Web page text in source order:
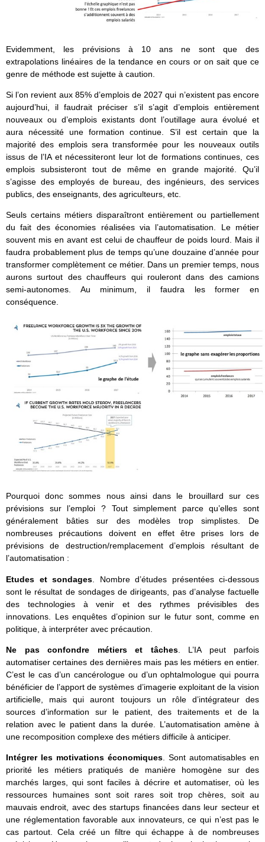
Evidemment, les prévisions à 10 ans ne sont que des
extrapolations linéaires de la tendance en cours or on sait que ce
genre de méthode est sujette à caution.
Si l’on revient aux 85% d’emplois de 2027 qui n’existent pas encore
aujourd’hui, il faudrait préciser s’il s’agit d’emplois entièrement
nouveaux ou d’emplois existants dont l’outillage aura évolué et
aura nécessité une formation continue. S’il est certain que la
majorité des emplois sera transformée pour les nouveaux outils
issus de l’IA et nécessiteront leur lot de formations continues, ces
emplois subsisteront tout de même en grande majorité. Qu’il
s’agisse des employés de bureau, des ingénieurs, des services
publics, des enseignants, des agriculteurs, etc.
Seuls certains métiers disparaîtront entièrement ou partiellement
du fait des économies réalisées via l’automatisation. Le métier
souvent mis en avant est celui de chauffeur de poids lourd. Mais il
faudra probablement plus de temps qu’une douzaine d’année pour
transformer complètement ce métier. Dans un premier temps, nous
aurons surtout des chauffeurs qui rouleront dans des camions
semi-autonomes. Au minimum, il faudra les former en
conséquence.
Pourquoi donc sommes nous ainsi dans le brouillard sur ces
prévisions sur l’emploi ? Tout simplement parce qu’elles sont
généralement bâties sur des modèles trop simplistes. De
nombreuses précautions doivent en effet être prises lors de
prévisions de destruction/remplacement d’emplois résultant de
l’automatisation :
Etudes et sondages . Nombre d’études présentées ci-dessous
sont le résultat de sondages de dirigeants, pas d’analyse factuelle
des technologies à venir et des rythmes prévisibles des
innovations. Les enquêtes d’opinion sur le futur sont, comme en
politique, à interpréter avec précaution.
Ne pas confondre métiers et tâches. L’IA peut parfois
automatiser certaines des dernières mais pas les métiers en entier.
C’est le cas d’un cancérologue ou d’un ophtalmologue qui pourra
bénéficier de l’apport de systèmes d’imagerie exploitant de la vision
artificielle, mais qui auront toujours un rôle d’intégrateur des
sources d’information sur le patient, des traitements et de la
relation avec le patient dans la durée. L’automatisation amène à
une recomposition complexe des métiers difficile à anticiper.
Intégrer les motivations économiques . Sont automatisables en
priorité les métiers pratiqués de manière homogène sur des
marchés larges, qui sont faciles à décrire et automatiser, où les
ressources humaines sont soit rares soit trop chères, soit au
mauvais endroit, avec des startups financées dans leur secteur et
une réglementation favorable aux innovateurs, ce qui n’est pas le
cas partout. Cela créé un filtre qui échappe à de nombreuses